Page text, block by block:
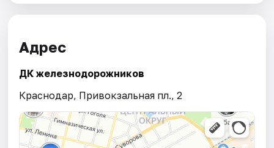
Адрес
ДК железнодорожников
Краснодар, Привокзальная пл., 2